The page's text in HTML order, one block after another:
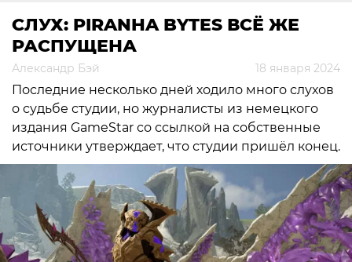
СЛУХ: PIRANHA BYTES ВСЁ ЖЕ
РАСПУЩЕНА
Александр Бэй 18 января 2024
Последние несколько дней ходило много слухов
о судьбе студии, но журналисты из немецкого
издания GameStar со ссылкой на собственные
источники утверждает, что студии пришёл конец.